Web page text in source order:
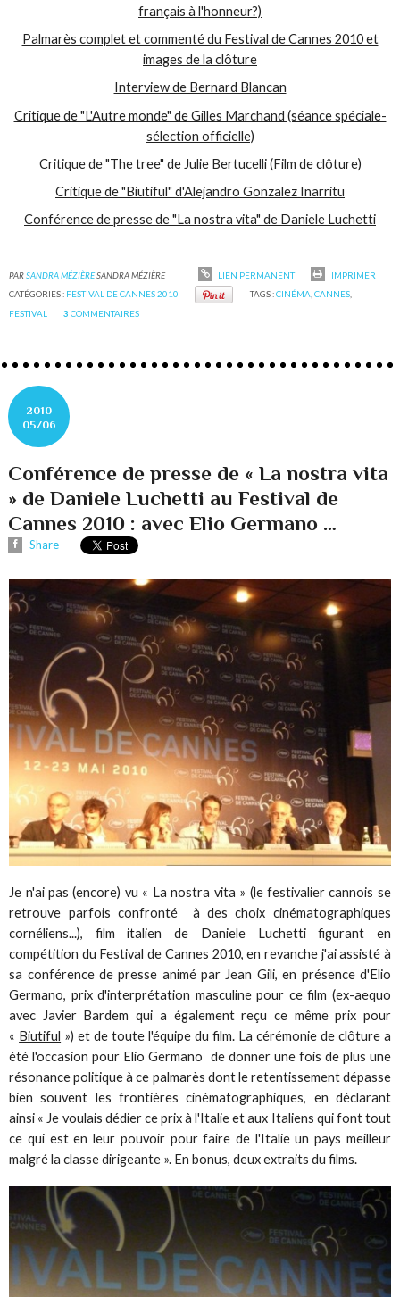
français à l'honneur?)
Palmarès complet et commenté du Festival de Cannes 2010 et
images de la clôture
Interview de Bernard Blancan
Critique de "L'Autre monde" de Gilles Marchand (séance spéciale-
sélection officielle)
Critique de "The tree" de Julie Bertucelli (Film de clôture)
Critique de "Biutiful" d'Alejandro Gonzalez Inarritu
Conférence de presse de "La nostra vita" de Daniele Luchetti
PARSANDRA MÉZIÈRESANDRA MÉZIÈRE LIEN PERMANENT
IMPRIMER
CATÉGORIES : FESTIVAL DE CANNES 2010 TAGS :CINÉMA CANNES,
FESTIVAL
3 COMMENTAIRES
2010
05/06
Conférence de presse de « La nostra vita
» de Daniele Luchetti au Festival de
Cannes 2010 : avec Elio Germano …
Share
Je n'ai pas (encore) vu « La nostra vita » (le festivalier cannois se
retrouve parfois confronté à des choix cinématographiques
cornéliens...), film italien de Daniele Luchetti figurant en
compétition du Festival de Cannes 2010, en revanche j'ai assisté à
sa conférence de presse animé par Jean Gili, en présence d'Elio
Germano, prix d'interprétation masculine pour ce film (ex-aequo
avec Javier Bardem qui a également reçu ce même prix pour
« Biutiful ») et de toute l'équipe du film. La cérémonie de clôture a
été l'occasion pour Elio Germano de donner une fois de plus une
résonance politique à ce palmarès dont le retentissement dépasse
bien souvent les frontières cinématographiques, en déclarant
ainsi « Je voulais dédier ce prix à l'Italie et aux Italiens qui font tout
ce qui est en leur pouvoir pour faire de l'Italie un pays meilleur
malgré la classe dirigeante ». En bonus, deux extraits du films.